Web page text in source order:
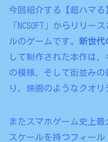
今回紹介する【超ハマる
「NCSOFT」からリリー
ルのゲームです。 新世代
して制作された本作は
の模様、そして街並み
り、映画のようなクオリ
またスマホゲーム史上
スケールを持つフィー